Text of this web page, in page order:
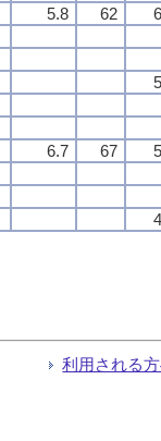
5.8 62
6.7 67
利用される